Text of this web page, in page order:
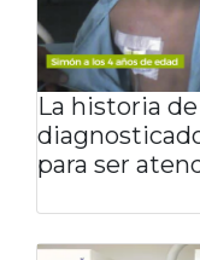
La historia
para ser